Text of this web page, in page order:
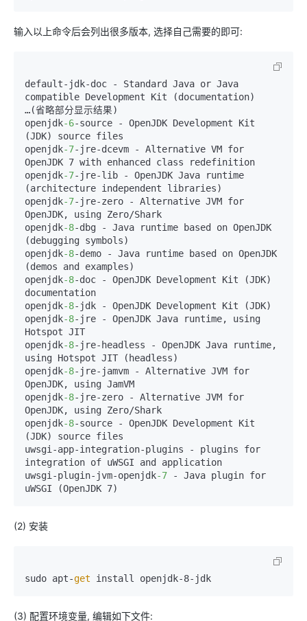
输入以上命令后会列出很多版本, 选择自己需要的即可:
default-jdk-doc - Standard Java or Java
compatible Development Kit (documentation)
…(省略部分显示结果)
openjdk-6-source - OpenJDK Development Kit
(JDK) source files
openjdk-7-jre-dcevm - Alternative VM for
OpenJDK 7 with enhanced class redefinition
openjdk-7-jre-lib - OpenJDK Java runtime
(architecture independent libraries)
openjdk-7-jre-zero - Alternative JVM for
OpenJDK, using Zero/Shark
openjdk-8-dbg - Java runtime based on OpenJDK
(debugging symbols)
openjdk-8-demo - Java runtime based on OpenJDK
(demos and examples)
openjdk-8-doc - OpenJDK Development Kit (JDK)
documentation
openjdk-8-jdk - OpenJDK Development Kit (JDK)
openjdk-8-jre - OpenJDK Java runtime, using
Hotspot JIT
openjdk-8-jre-headless - OpenJDK Java runtime,
using Hotspot JIT (headless)
openjdk-8-jre-jamvm - Alternative JVM for
OpenJDK, using JamVM
openjdk-8-jre-zero - Alternative JVM for
OpenJDK, using Zero/Shark
openjdk-8-source - OpenJDK Development Kit
(JDK) source files
uwsgi-app-integration-plugins - plugins for
integration of uWSGI and application
uwsgi-plugin-jvm-openjdk-7 - Java plugin for
uWSGI (OpenJDK 7)
(2) 安装
sudo apt-get install openjdk-8-jdk
(3) 配置环境变量, 编辑如下文件: